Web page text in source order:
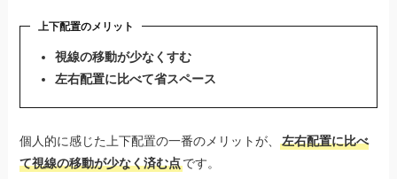
上下配置のメリット
視線の移動が少なくすむ
左右配置に比べて省スペース
個人的に感じた上下配置の一番のメリットが、左右配置に比べ
て視線の移動が少なく済む点です。